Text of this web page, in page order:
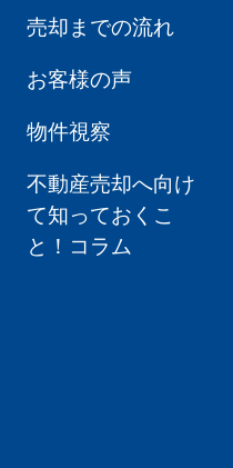
売却までの流れ
お客様の声
物件視察
不動産売却へ向け
て知っておくこ
と！コラム